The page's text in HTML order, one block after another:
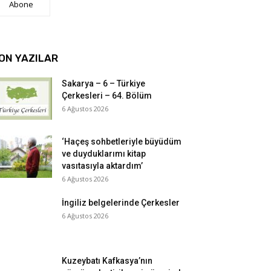
Abone
YAZILAR
Sakarya – 6 – Türkiye
Çerkesleri – 64. Bölüm
6 Ağustos 2026
‘Haçeş sohbetleriyle büyüdüm
ve duyduklarımı kitap
vasıtasıyla aktardım’
6 Ağustos 2026
İngiliz belgelerinde Çerkesler
6 Ağustos 2026
Kuzeybatı Kafkasya’nın